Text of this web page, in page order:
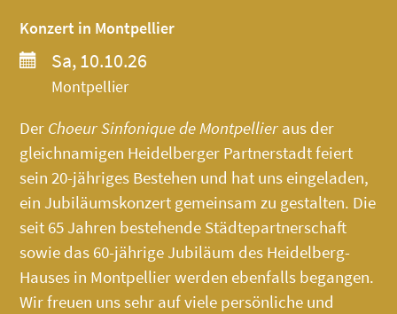
Konzert in Montpellier
Sa, 10.10.26
Montpellier
Der Choeur Sinfonique de Montpellier aus der
gleichnamigen Heidelberger Partnerstadt feiert
sein 20-jähriges Bestehen und hat uns eingeladen,
ein Jubiläumskonzert gemeinsam zu gestalten. Die
seit 65 Jahren bestehende Städtepartnerschaft
sowie das 60-jährige Jubiläum des Heidelberg-
Hauses in Montpellier werden ebenfalls begangen.
Wir freuen uns sehr auf viele persönliche und